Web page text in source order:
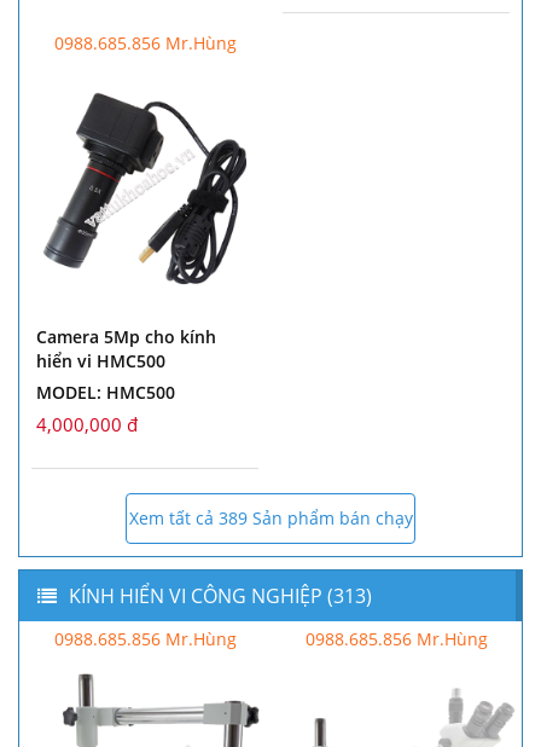
0988.685.856 Mr.Hùng
Camera 5Mp cho kính
hiển vi HMC500
MODEL: HMC500
4,000,000 đ
Xem tất cả 389 Sản phẩm bán chạy
KÍNH HIỂN VI CÔNG NGHIỆP (313)
0988.685.856 Mr.Hùng 0988.685.856 Mr.Hùng